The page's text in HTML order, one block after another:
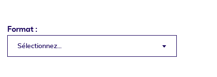
Format :
Sélectionnez...